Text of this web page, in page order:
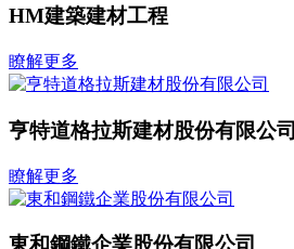
HM建築建材工程
瞭解更多
亨特道格拉斯建材股份有限公司
瞭解更多
東和鋼鐵企業股份有限公司